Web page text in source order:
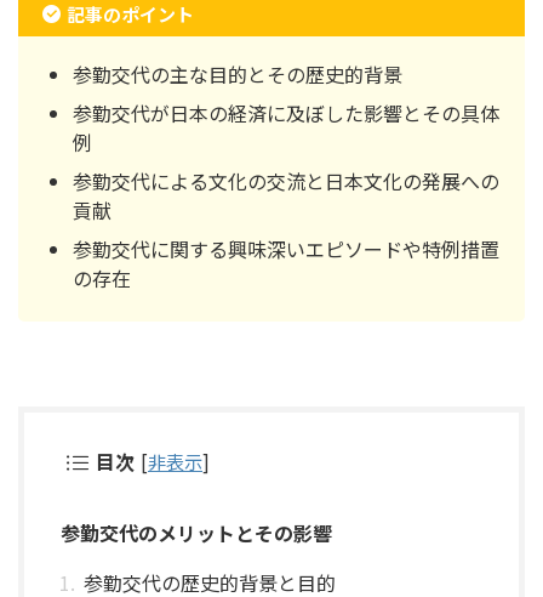
記事のポイント
参勤交代の主な目的とその歴史的背景
参勤交代が日本の経済に及ぼした影響とその具体
例
参勤交代による文化の交流と日本文化の発展への
貢献
参勤交代に関する興味深いエピソードや特例措置
の存在
目次 [非表示]
参勤交代のメリットとその影響
参勤交代の歴史的背景と目的